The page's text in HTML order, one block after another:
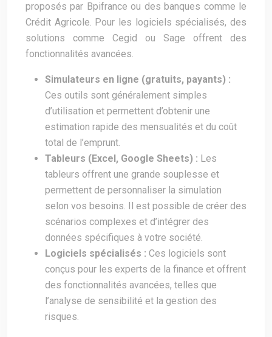
proposés par Bpifrance ou des banques comme le
Crédit Agricole. Pour les logiciels spécialisés, des
solutions comme Cegid ou Sage offrent des
fonctionnalités avancées.
Simulateurs en ligne (gratuits, payants) :
Ces outils sont généralement simples
d’utilisation et permettent d’obtenir une
estimation rapide des mensualités et du coût
total de l’emprunt.
Tableurs (Excel, Google Sheets) : Les
tableurs offrent une grande souplesse et
permettent de personnaliser la simulation
selon vos besoins. Il est possible de créer des
scénarios complexes et d’intégrer des
données spécifiques à votre société.
Logiciels spécialisés : Ces logiciels sont
conçus pour les experts de la finance et offrent
des fonctionnalités avancées, telles que
l’analyse de sensibilité et la gestion des
risques.